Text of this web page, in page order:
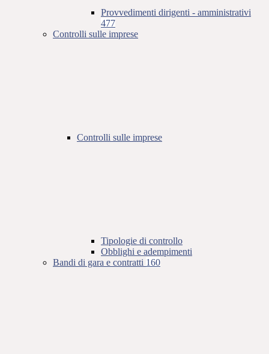
Provvedimenti dirigenti - amministrativi
477
Controlli sulle imprese
Controlli sulle imprese
Tipologie di controllo
Obblighi e adempimenti
Bandi di gara e contratti 160